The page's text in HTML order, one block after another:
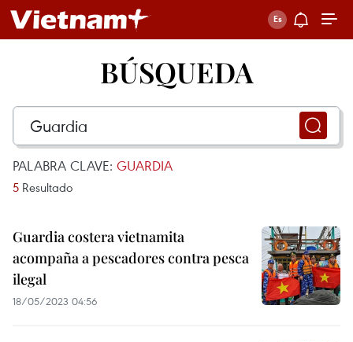
BÚSQUEDA
PALABRA CLAVE: GUARDIA
5 Resultado
Guardia costera vietnamita
acompaña a pescadores contra pesca
ilegal
18/05/2023 04:56